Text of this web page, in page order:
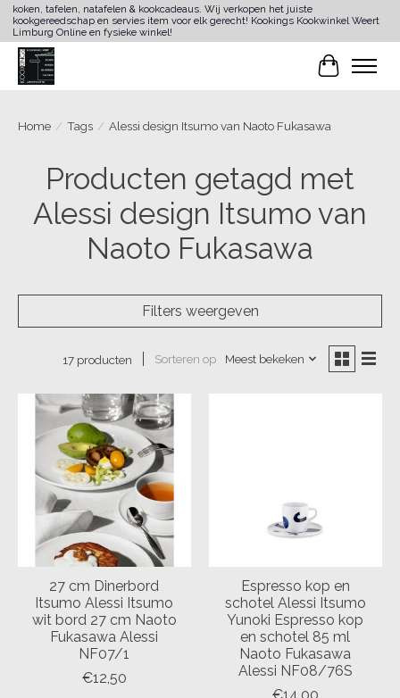
koken, tafelen, natafelen & kookcadeaus. Wij verkopen het juiste
kookgereedschap en servies item voor elk gerecht! Kookings Kookwinkel Weert
Limburg Online en fysieke winkel!
Home / Tags / Alessi design Itsumo van Naoto Fukasawa
Producten getagd met
Alessi design Itsumo van
Naoto Fukasawa
Filters weergeven
17 producten Sorteren op Meest bekeken
27 cm Dinerbord
Itsumo Alessi Itsumo
wit bord 27 cm Naoto
Fukasawa Alessi
NF07/1
€12,50
Espresso kop en
schotel Alessi Itsumo
Yunoki Espresso kop
en schotel 85 ml
Naoto Fukasawa
Alessi NF08/76S
€14,00